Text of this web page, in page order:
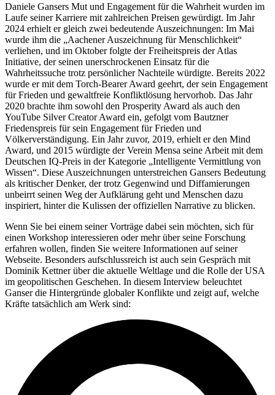
Daniele Gansers Mut und Engagement für die Wahrheit wurden im
Laufe seiner Karriere mit zahlreichen Preisen gewürdigt. Im Jahr
2024 erhielt er gleich zwei bedeutende Auszeichnungen: Im Mai
wurde ihm die „Aachener Auszeichnung für Menschlichkeit“
verliehen, und im Oktober folgte der Freiheitspreis der Atlas
Initiative, der seinen unerschrockenen Einsatz für die
Wahrheitssuche trotz persönlicher Nachteile würdigte. Bereits 2022
wurde er mit dem Torch-Bearer Award geehrt, der sein Engagement
für Frieden und gewaltfreie Konfliktlösung hervorhob. Das Jahr
2020 brachte ihm sowohl den Prosperity Award als auch den
YouTube Silver Creator Award ein, gefolgt vom Bautzner
Friedenspreis für sein Engagement für Frieden und
Völkerverständigung. Ein Jahr zuvor, 2019, erhielt er den Mind
Award, und 2015 würdigte der Verein Mensa seine Arbeit mit dem
Deutschen IQ-Preis in der Kategorie „Intelligente Vermittlung von
Wissen“. Diese Auszeichnungen unterstreichen Gansers Bedeutung
als kritischer Denker, der trotz Gegenwind und Diffamierungen
unbeirrt seinen Weg der Aufklärung geht und Menschen dazu
inspiriert, hinter die Kulissen der offiziellen Narrative zu blicken.
Wenn Sie bei einem seiner Vorträge dabei sein möchten, sich für
einen Workshop interessieren oder mehr über seine Forschung
erfahren wollen, finden Sie weitere Informationen auf seiner
Webseite. Besonders aufschlussreich ist auch sein Gespräch mit
Dominik Kettner über die aktuelle Weltlage und die Rolle der USA
im geopolitischen Geschehen. In diesem Interview beleuchtet
Ganser die Hintergründe globaler Konflikte und zeigt auf, welche
Kräfte tatsächlich am Werk sind: